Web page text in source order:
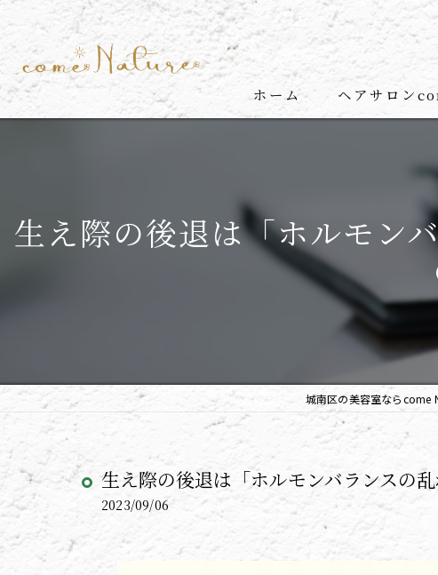
ホーム ヘアサロン
come Natureの
メンズ
ヘッドスパ
生え際の後退は「ホルモン
城南区の美容室ならcome
生え際の後退は「ホルモンバランスの
2023/09/06